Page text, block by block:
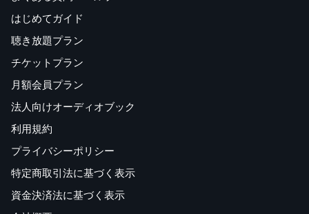
はじめてガイド
聴き放題プラン
チケットプラン
月額会員プラン
法人向けオーディオブック
利用規約
プライバシーポリシー
特定商取引法に基づく表示
資金決済法に基づく表示